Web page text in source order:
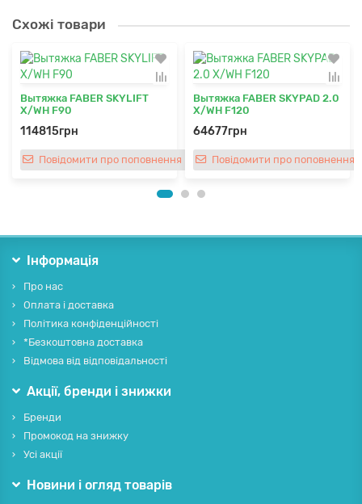
Схожі товари
Вытяжка FABER SKYLIFT
X/WH F90
114815грн
Повідомити про поповнення
Вытяжка FABER SKYPAD 2.0
X/WH F120
64677грн
Повідомити про поповнення
Інформація
Про нас
Оплата і доставка
Політика конфіденційності
*Безкоштовна доставка
Відмова від відповідальності
Акції, бренди і знижки
Бренди
Промокод на знижку
Усі акції
Новини і огляд товарів